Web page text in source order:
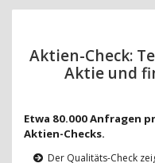
Aktien-Check:
Aktie und
Etwa 80.000 Anfragen
Aktien-Checks.
Der Qualitäts-Check